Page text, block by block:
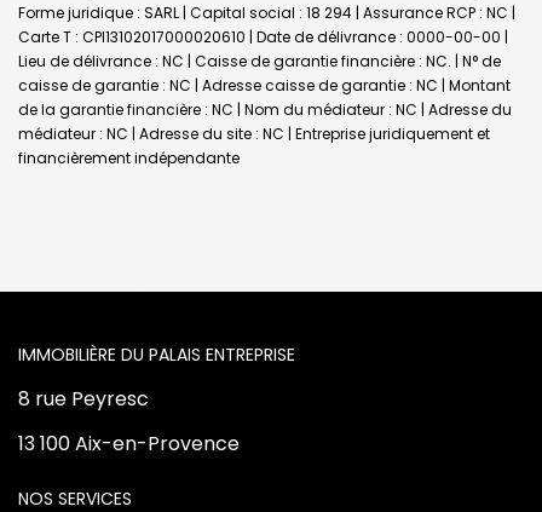
Forme juridique : SARL | Capital social : 18 294 | Assurance RCP : NC |
Carte T : CPI13102017000020610 | Date de délivrance : 0000-00-00 |
Lieu de délivrance : NC | Caisse de garantie financière : NC. | N° de
caisse de garantie : NC | Adresse caisse de garantie : NC | Montant
de la garantie financière : NC | Nom du médiateur : NC | Adresse du
médiateur : NC | Adresse du site : NC | Entreprise juridiquement et
financièrement indépendante
L'AGENCE
8 rue Peyresc
13 100 Aix-en-Provence
NOS SERVICES